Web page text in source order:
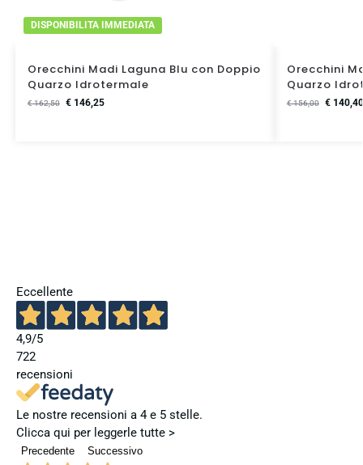
DISPONIBILITA IMMEDIATA
Orecchini Madi Laguna Blu con Doppio
Quarzo Idrotermale
€162,50 €146,25
Orecchini
Quarzo
€156,00 €140,40
Eccellente
4,9/5
722
recensioni
Le nostre recensioni a 4 e 5 stelle.
Clicca qui per leggerle tutte >
Precedente Successivo